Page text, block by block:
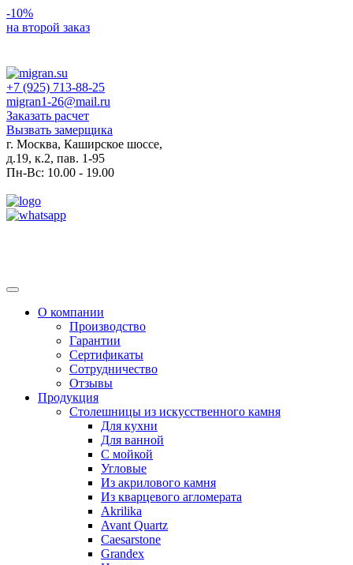
-10%
на второй заказ
+7 (925) 713-88-25
migran1-26@mail.ru
Заказать расчет
Вызвать замерщика
г. Москва, Каширское шоссе,
д.19, к.2, пав. 1-95
Пн-Вс: 10.00 - 19.00
Toggle
navigationО компании
Производство
Гарантии
Сертификаты
Сотрудничество
Отзывы
Продукция
Столешницы из искусственного камня
Для кухни
Для ванной
С мойкой
Угловые
Из акрилового камня
Из кварцевого агломерата
Akrilika
Avant Quartz
Caesarstone
Grandex